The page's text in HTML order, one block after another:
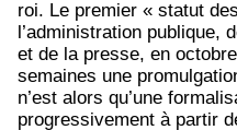
roi. Le premier « statut
l’administration publique,
et de la presse, en
semaines une
n’est alors qu’une
progressivement à partir